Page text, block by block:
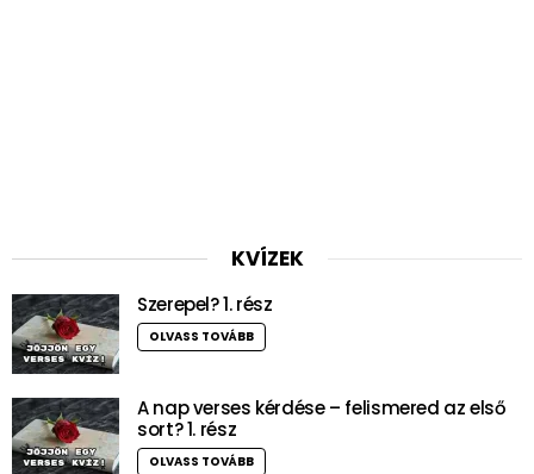
KVÍZEK
Szerepel? 1. rész
OLVASS TOVÁBB
A nap verses kérdése – felismered az első
sort? 1. rész
OLVASS TOVÁBB